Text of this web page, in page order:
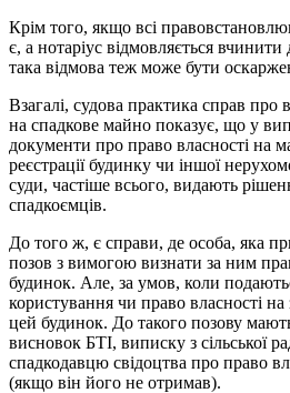
Крім того, якщо всі
є, а нотаріус відмовляється вчинити
така відмова теж може бути
Взагалі, судова практика справ про
на спадкове майно показує, що у
документи про право власності на
реєстрації будинку чи іншої
суди, частіше всього, видають
спадкоємців.
До того ж, є справи, де особа, яка
позов з вимогою визнати за ним
будинок. Але, за умов, коли
користування чи право власності
цей будинок. До такого позову
висновок БТІ, виписку з сільської
спадкодавцю свідоцтва про право
(якщо він його не отримав).